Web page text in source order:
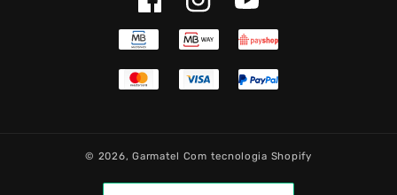
FacebookInstagramYouTube
© 2026,Garmatel Com tecnologia Shopify